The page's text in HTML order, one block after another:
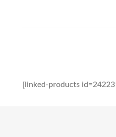
[linked-products